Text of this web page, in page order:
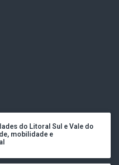
do Litoral Sul e Vale do
mobilidade e